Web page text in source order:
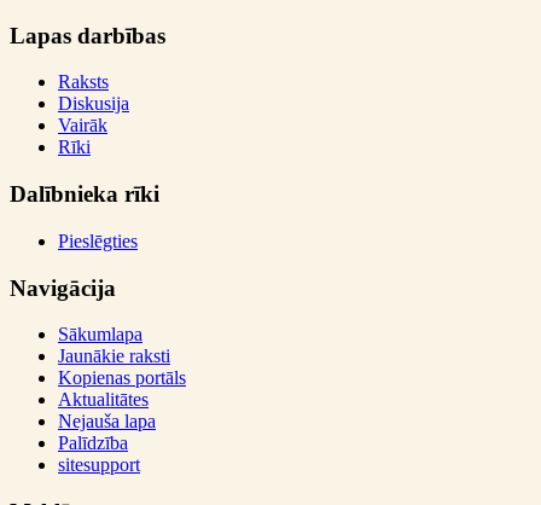
Lapas darbības
Raksts
Diskusija
Vairāk
Rīki
Dalībnieka rīki
Pieslēgties
Navigācija
Sākumlapa
Jaunākie raksti
Kopienas portāls
Aktualitātes
Nejauša lapa
Palīdzība
sitesupport